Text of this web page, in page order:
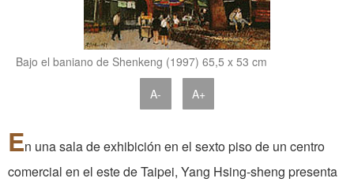
Bajo el baniano de Shenkeng (1997) 65,5 x 53 cm
A- A+
En una sala de exhibición en el sexto piso de un centro
comercial en el este de Taipei, Yang Hsing-sheng presenta